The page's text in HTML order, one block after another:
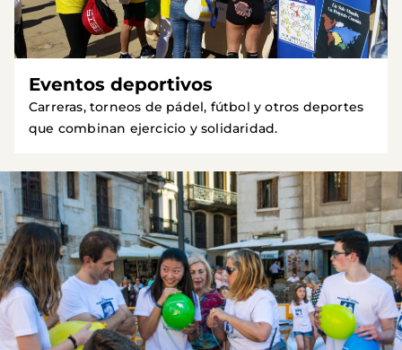
Eventos deportivos
Carreras, torneos de pádel, fútbol y otros deportes
que combinan ejercicio y solidaridad.
Imagen